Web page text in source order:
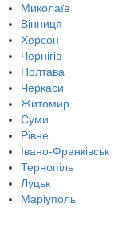
Миколаїв
Вінниця
Херсон
Чернігів
Полтава
Черкаси
Житомир
Суми
Рівне
Івано-Франківськ
Тернопіль
Луцьк
Маріуполь